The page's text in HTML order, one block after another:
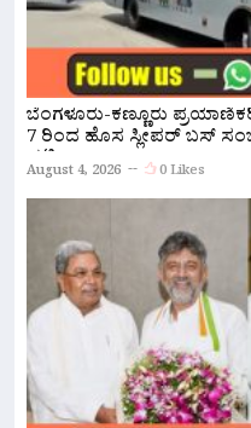
ಬೆಂಗಳೂರು-ಕಣ್ಣೂರು
7 ರಿಂದ ಹೊಸ ಸ್ಲೀಪರ್ ಬಸ್
ಪಟ್ಟಿ!
August 4, 2026 0 Likes